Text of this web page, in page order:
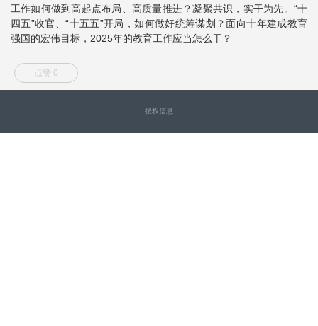
工作如何做到高起点布局、高质量推进？凝聚共识，实干为先。“十
四五”收官、“十五五”开局，如何做好统筹谋划？面向十年建成教育
强国的宏伟目标，2025年的教育工作应当怎么干？
点赞 0
授权信息